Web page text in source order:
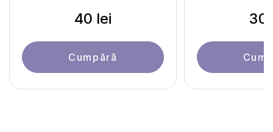
40 lei
Cumpără
30